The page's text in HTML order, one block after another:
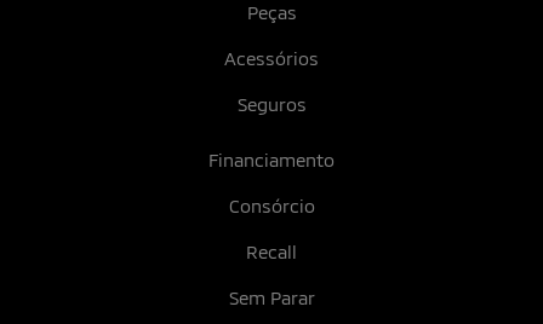
Peças
Acessórios
Seguros
Financiamento
Consórcio
Recall
Sem Parar